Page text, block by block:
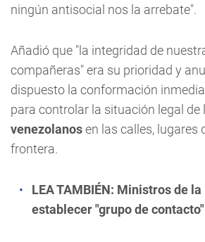
ningún antisocial nos la arrebate".
Añadió que "la integridad de
compañeras" era su prioridad y
dispuesto la conformación
para controlar la situación legal de
venezolanosen las calles, lugares
frontera.
LEA TAMBIÉN: Ministros de la
establecer "grupo de